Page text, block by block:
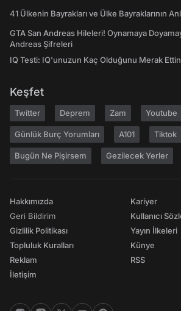
41 Ülkenin Bayrakları ve Ülke Bayraklarının
GTA San Andreas Hileleri! Oynamaya
Andreas Şifreleri
IQ Testi: IQ'unuzun Kaç Olduğunu Merak
Keşfet
Twitter Deprem Zam Youtube
Günlük Burç Yorumları A101 Tiktok
Bugün Ne Pişirsem Gezilecek Yerler
Hakkımızda
Geri Bildirim
Gizlilik Politikası
Topluluk Kuralları
Reklam
İletişim
Kariyer
Kullanıcı
Yayın İlkeleri
Künye
RSS